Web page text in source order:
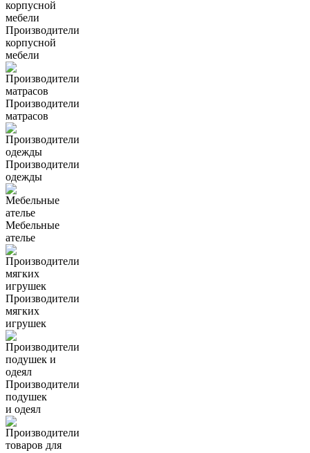
Производители
корпусной
мебели
Производители
матрасов
Производители
одежды
Мебельные
ателье
Производители
мягких
игрушек
Производители
подушек
и одеял